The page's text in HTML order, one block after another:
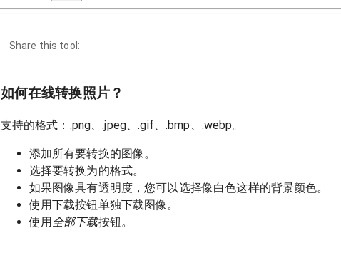
Share this tool:
如何在线转换照片？
支持的格式：.png、.jpeg、.gif、.bmp、.webp。
添加所有要转换的图像。
选择要转换为的格式。
如果图像具有透明度，您可以选择像白色这样的背景颜色。
使用下载按钮单独下载图像。
使用全部下载按钮。